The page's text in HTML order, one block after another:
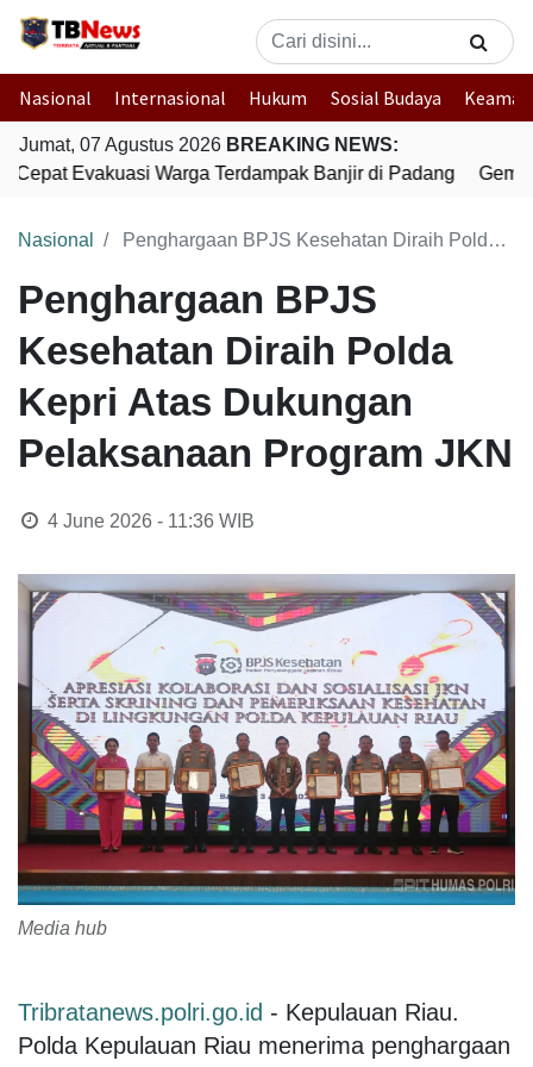
Nasional Internasional Hukum Sosial Budaya
Jumat, 07 Agustus 2026 BREAKING NEWS:
Evakuasi Warga Terdampak Banjir di Padang
Nasional Penghargaan BPJS Kesehatan Diraih Polda Kepri Atas Dukungan Pelaksanaan Program JKN
Penghargaan BPJS
Kesehatan Diraih Polda
Kepri Atas Dukungan
Pelaksanaan Program JKN
4 June 2026 - 11:36WIB
Media hub
Tribratanews.polri.go.id - Kepulauan Riau.
Polda Kepulauan Riau menerima penghargaan